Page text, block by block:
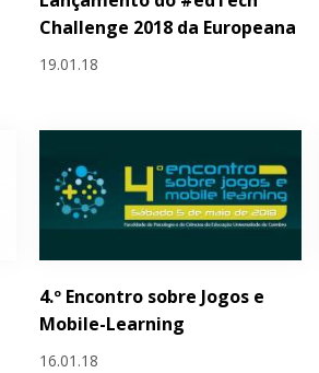
Challenge 2018 da Europeana
19.01.18
4.º Encontro sobre Jogos e
Mobile-Learning
16.01.18